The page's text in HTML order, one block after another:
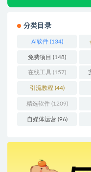
分类目录
Ai软件(134)
免费项目 (148)
在线工具 (157)
引流教程 (44)
精选软件(1209)
自媒体运营(96)